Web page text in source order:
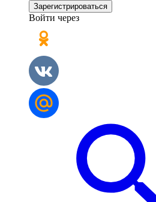
Зарегистрироваться
Войти через